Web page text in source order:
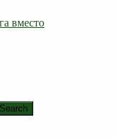
вместо
Search